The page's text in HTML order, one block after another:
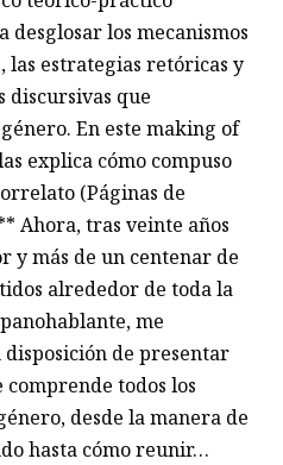
desglosar los mecanismos
las estrategias retóricas y
discursivas que
En este making of
explica cómo compuso
(Páginas de
Ahora, tras veinte años
y más de un centenar de
alrededor de toda la
me
de presentar
comprende todos los
desde la manera de
hasta cómo reunir…